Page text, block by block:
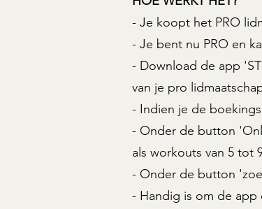
- Je koopt het PRO
- Je bent nu PRO en
- Download de app
van je pro
- Indien je de
- Onder de button
als workouts van 5 tot
- Onder de button
- Handig is om de